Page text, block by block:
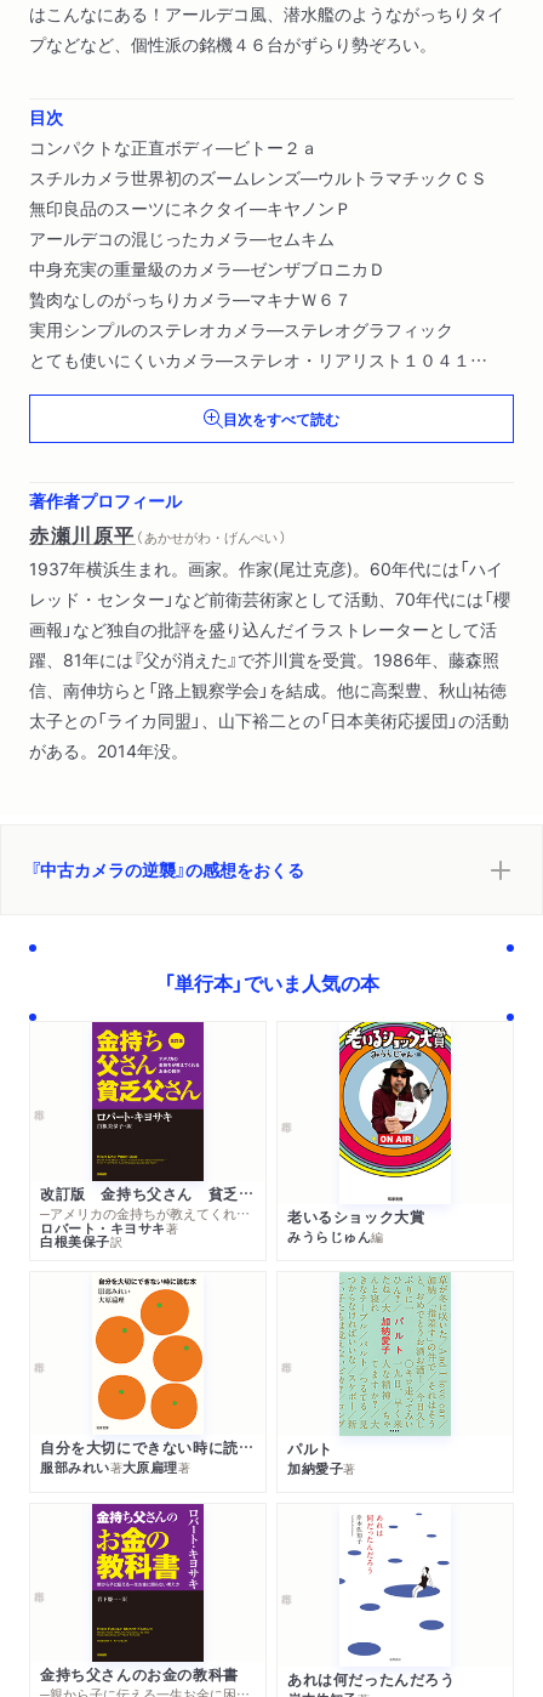
はこんなにある！アールデコ風、潜水艦のようながっちりタイ
プなどなど、個性派の銘機４６台がずらり勢ぞろい。
目次
コンパクトな正直ボディ―ビトー２ａ
スチルカメラ世界初のズームレンズ―ウルトラマチックＣＳ
無印良品のスーツにネクタイ―キヤノンＰ
アールデコの混じったカメラ―セムキム
中身充実の重量級のカメラ―ゼンザブロニカＤ
贄肉なしのがっちりカメラ―マキナＷ６７
実用シンプルのステレオカメラ―ステレオグラフィック
とても使いにくいカメラ―ステレオ・リアリスト１０４１
香道へ誘うステレオカメラ―ステレオ・ゴーモン
じつにムダのない工夫のカメラ―ビューマスター・パーソナル
〔ほか〕
目次をすべて読む
著作者プロフィール
赤瀬川原平 （ あかせがわ・げんぺい ）
1937年横浜生まれ。画家。作家(尾辻克彦)。60年代には「ハイ
レッド・センター」など前衛芸術家として活動、70年代には「櫻
画報」など独自の批評を盛り込んだイラストレーターとして活
躍、81年には『父が消えた』で芥川賞を受賞。1986年、藤森照
信、南伸坊らと「路上観察学会」を結成。他に高梨豊、秋山祐徳
太子との「ライカ同盟」、山下裕二との「日本美術応援団」の活動
がある。2014年没。
『中古カメラの逆襲』の感想をおくる
「単行本」でいま人気の本
改訂版 金持ち父さん 貧乏父さん
─アメリカの金持ちが教えてくれるお金の哲学
ロバート・キヨサキ著
白根美保子訳
老いるショック大賞
みうらじゅん編
自分を大切にできない時に読む本
服部みれい著大原扁理著
パルト
加納愛子著
金持ち父さんのお金の教科書 あれは何だったんだろう